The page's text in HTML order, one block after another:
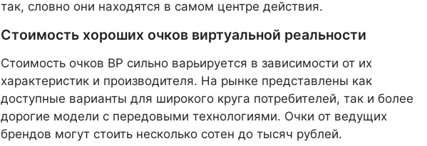
так, словно они находятся в самом центре действия.
Стоимость хороших очков виртуальной реальности
Стоимость очков ВР сильно варьируется в зависимости от их
характеристик и производителя. На рынке представлены как
доступные варианты для широкого круга потребителей, так и более
дорогие модели с передовыми технологиями. Очки от ведущих
брендов могут стоить несколько сотен до тысяч рублей.